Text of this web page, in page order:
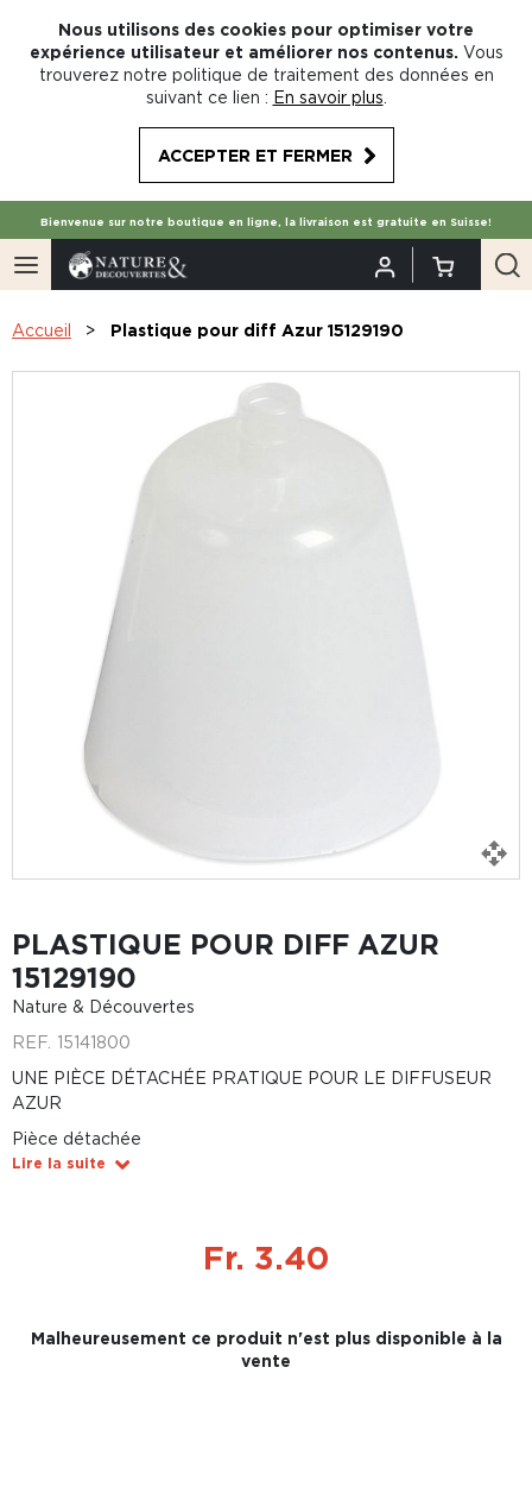
Nous utilisons des cookies pour optimiser votre
expérience utilisateur et améliorer nos contenus. Vous
trouverez notre politique de traitement des données en
suivant ce lien : En savoir plus
ACCEPTER ET FERMER
Bienvenue sur notre boutique en ligne, la livraison est gratuite en Suisse!
Accueil Plastique pour diff Azur 15129190
PLASTIQUE POUR DIFF AZUR
15129190
Nature & Découvertes
REF. 15141800
UNE PIÈCE DÉTACHÉE PRATIQUE POUR LE DIFFUSEUR
AZUR
Pièce détachée
Lire la suite
Fr. 3.40
Malheureusement ce produit n'est plus disponible à la
vente